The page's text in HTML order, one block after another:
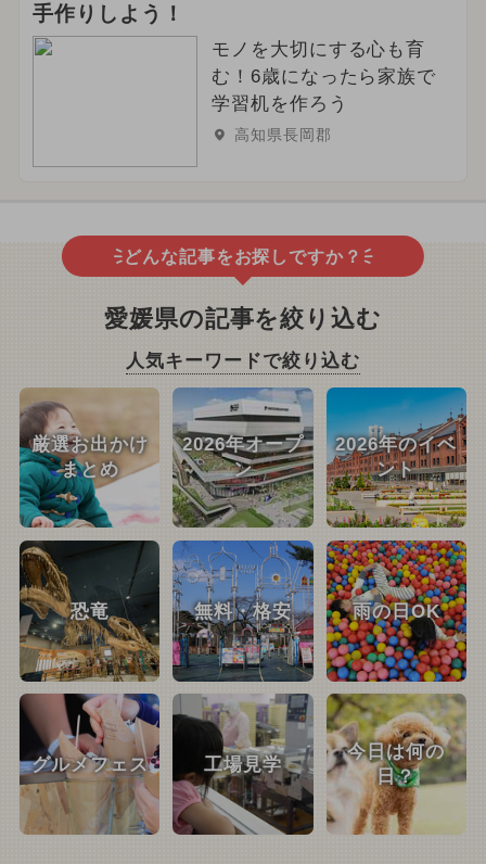
手作りしよう！
モノを大切にする心も育
む！6歳になったら家族で
学習机を作ろう
高知県長岡郡
どんな記事をお探しですか？
愛媛県の記事を絞り込む
人気キーワードで絞り込む
厳選お出かけ
まとめ
2026年オープ
ン
2026年のイベ
ント
恐竜 無料・格安 雨の日OK
グルメフェス 工場見学
今日は何の
日？